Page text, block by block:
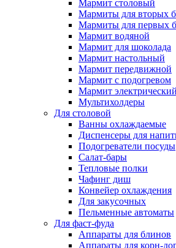
Мармит столовый
Мармиты для вторых
Мармиты для первых
Мармит водяной
Мармит для шоколада
Мармит настольный
Мармит передвижной
Мармит с подогревом
Мармит электрический
Мультихолдеры
Для столовой
Ванны охлаждаемые
Диспенсеры для
Подогреватели посуды
Салат-бары
Тепловые полки
Чафинг диш
Конвейер охлаждения
Для закусочных
Пельменные автоматы
Для фаст-фуда
Аппараты для блинов
Аппараты для корн-